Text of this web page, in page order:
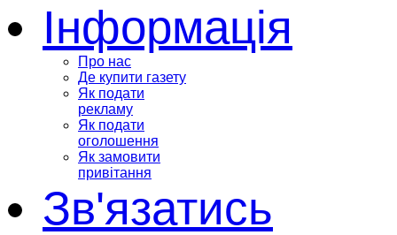
Інформація
Про нас
Де купити газету
Як подати
рекламу
Як подати
оголошення
Як замовити
привітання
Зв'язатись